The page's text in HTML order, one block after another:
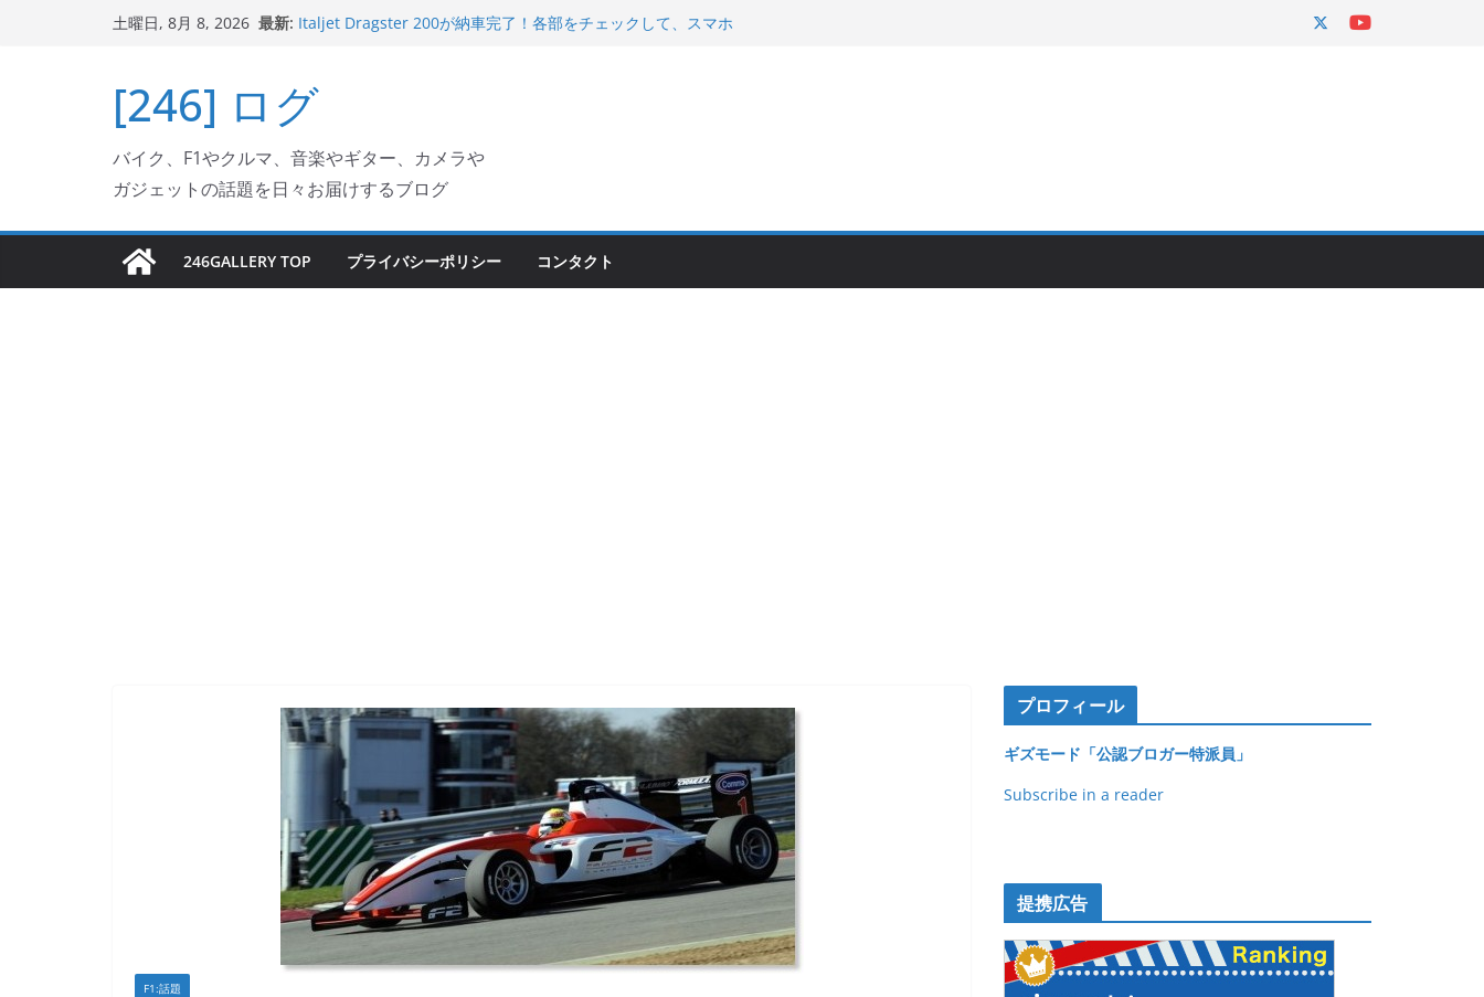
キ
プ
土曜日, 8月 8, 2026 最新: Italjet Dragster 200が納車完了！各部をチェックして、スマホ
Ken Block 逝去
岩手県奥州市へのふるさと納税で KGR HARMONY 南部鉄器エ
Italjet Dragster 200のフロントISSサスの動きが判ったらコーナ
リングが楽しくなった
[246] ログ
バイク、F1やクルマ、音楽やギター、カメラや
ガジェットの話題を日々お届けするブログ
246GALLERY TOP プライバシーポリシー コンタクト
F1:話題
プロフィール
ギズモード「公認ブロガー特派員」
Subscribe in a reader
提携広告